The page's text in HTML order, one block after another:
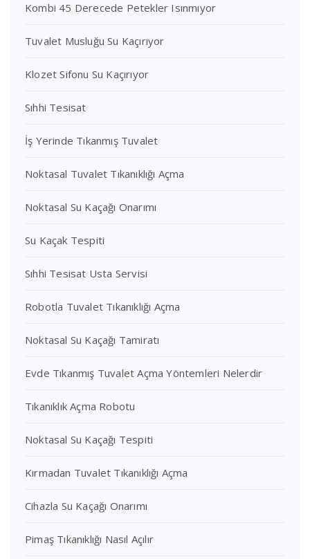
Kombi 45 Derecede Petekler Isınmıyor
Tuvalet Musluğu Su Kaçırıyor
Klozet Sifonu Su Kaçırıyor
Sıhhi Tesisat
İş Yerinde Tıkanmış Tuvalet
Noktasal Tuvalet Tıkanıklığı Açma
Noktasal Su Kaçağı Onarımı
Su Kaçak Tespiti
Sıhhi Tesisat Usta Servisi
Robotla Tuvalet Tıkanıklığı Açma
Noktasal Su Kaçağı Tamiratı
Evde Tıkanmış Tuvalet Açma Yöntemleri Nelerdir
Tıkanıklık Açma Robotu
Noktasal Su Kaçağı Tespiti
Kırmadan Tuvalet Tıkanıklığı Açma
Cihazla Su Kaçağı Onarımı
Pimaş Tıkanıklığı Nasıl Açılır